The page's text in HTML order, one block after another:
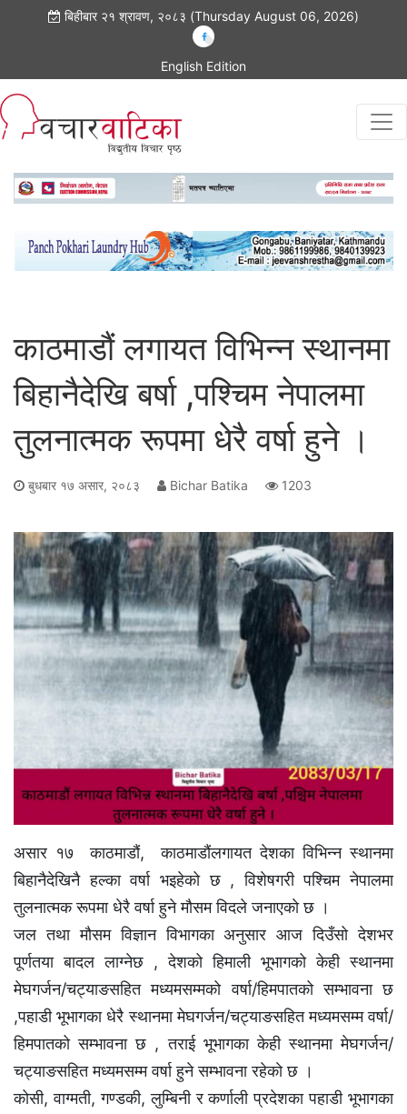
बिहीबार २१ श्रावण, २०८३ (Thursday August 06, 2026)
English Edition
काठमाडौं लगायत विभिन्न स्थानमा
बिहानैदेखि बर्षा ,पश्चिम नेपालमा
तुलनात्मक रूपमा धेरै वर्षा हुने ।
बुधबार १७ असार, २०८३ Bichar Batika 1203
असार १७ काठमाडौं, काठमाडौंलगायत देशका विभिन्न स्थानमा
बिहानैदेखिनै हल्का वर्षा भइहेको छ , विशेषगरी पश्चिम नेपालमा
तुलनात्मक रूपमा धेरै वर्षा हुने माैसम विदले जनाएकाे छ ।
जल तथा मौसम विज्ञान विभागका अनुसार आज दिउँसो देशभर
पूर्णतया बादल लाग्नेछ , देशको हिमाली भूभागको केही स्थानमा
मेघगर्जन/चट्याङसहित मध्यमसम्मको वर्षा/हिमपातको सम्भावना छ
,पहाडी भूभागका धेरै स्थानमा मेघगर्जन/चट्याङसहित मध्यमसम्म वर्षा/
हिमपातको सम्भावना छ , तराई भूभागका केही स्थानमा मेघगर्जन/
चट्याङसहित मध्यमसम्म वर्षा हुने सम्भावना रहेकाे छ ।
कोसी, वाग्मती, गण्डकी, लुम्बिनी र कर्णाली प्रदेशका पहाडी भूभागका